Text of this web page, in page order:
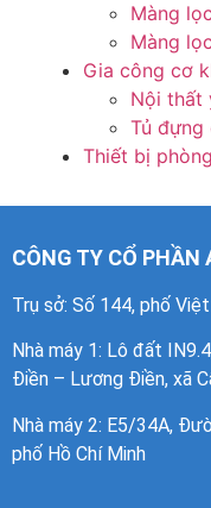
Màng
Màng
Gia công cơ
Nội thất
Tủ đựng
Thiết bị
CÔNG TY CỔ PHẦN
Trụ sở: Số 144, phố
Nhà máy 1: Lô đất
Điền – Lương Điền, xã
Nhà máy 2: E5/34A,
phố Hồ Chí Minh